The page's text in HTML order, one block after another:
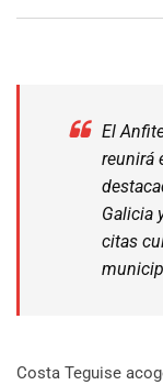
El
reunirá
Galicia
citas
Costa Teguise